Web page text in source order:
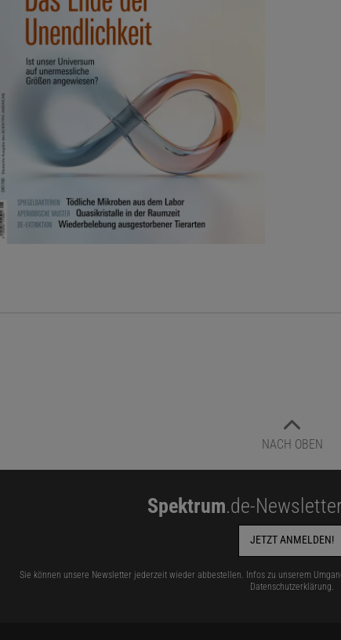
NACH OBEN
Spektrum.de-
JETZT ANMELDEN!
Sie können unsere Newsletter jederzeit wieder abbestellen. Infos zu unserem
Datenschutzerklärung